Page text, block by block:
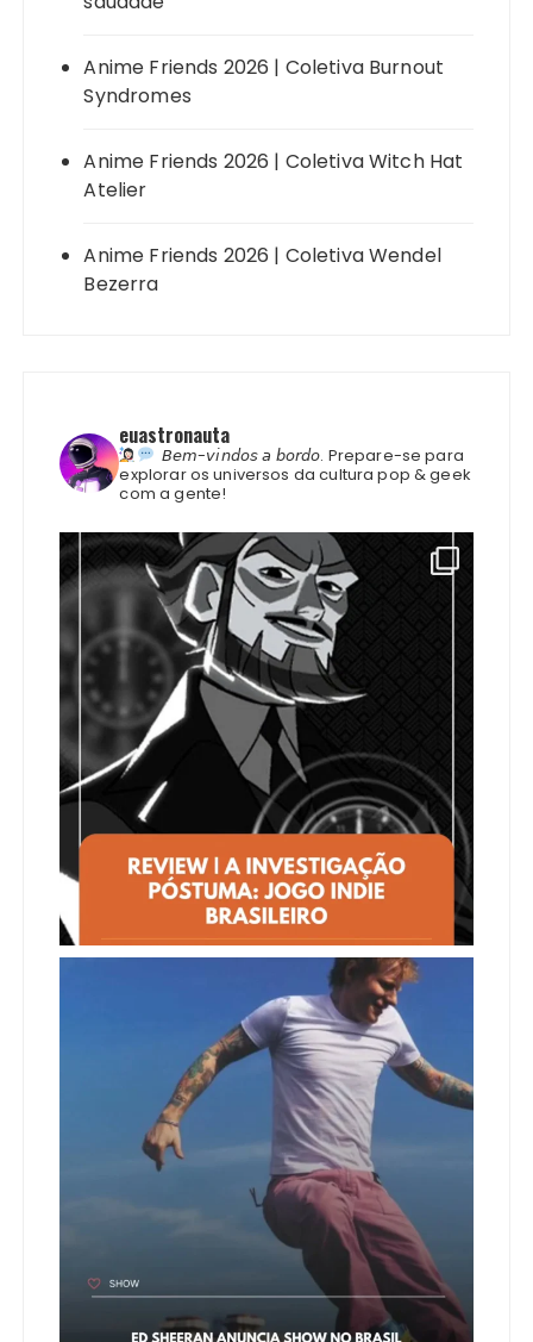
Anime Friends 2026 | Coletiva Burnout
Syndromes
Anime Friends 2026 | Coletiva Witch Hat
Atelier
Anime Friends 2026 | Coletiva Wendel
Bezerra
euastronauta
𝘉𝘦𝘮-𝘷𝘪𝘯𝘥𝘰𝘴 𝘢 𝘣𝘰𝘳𝘥𝘰. Prepare-se para
explorar os universos da cultura pop & geek
com a gente!